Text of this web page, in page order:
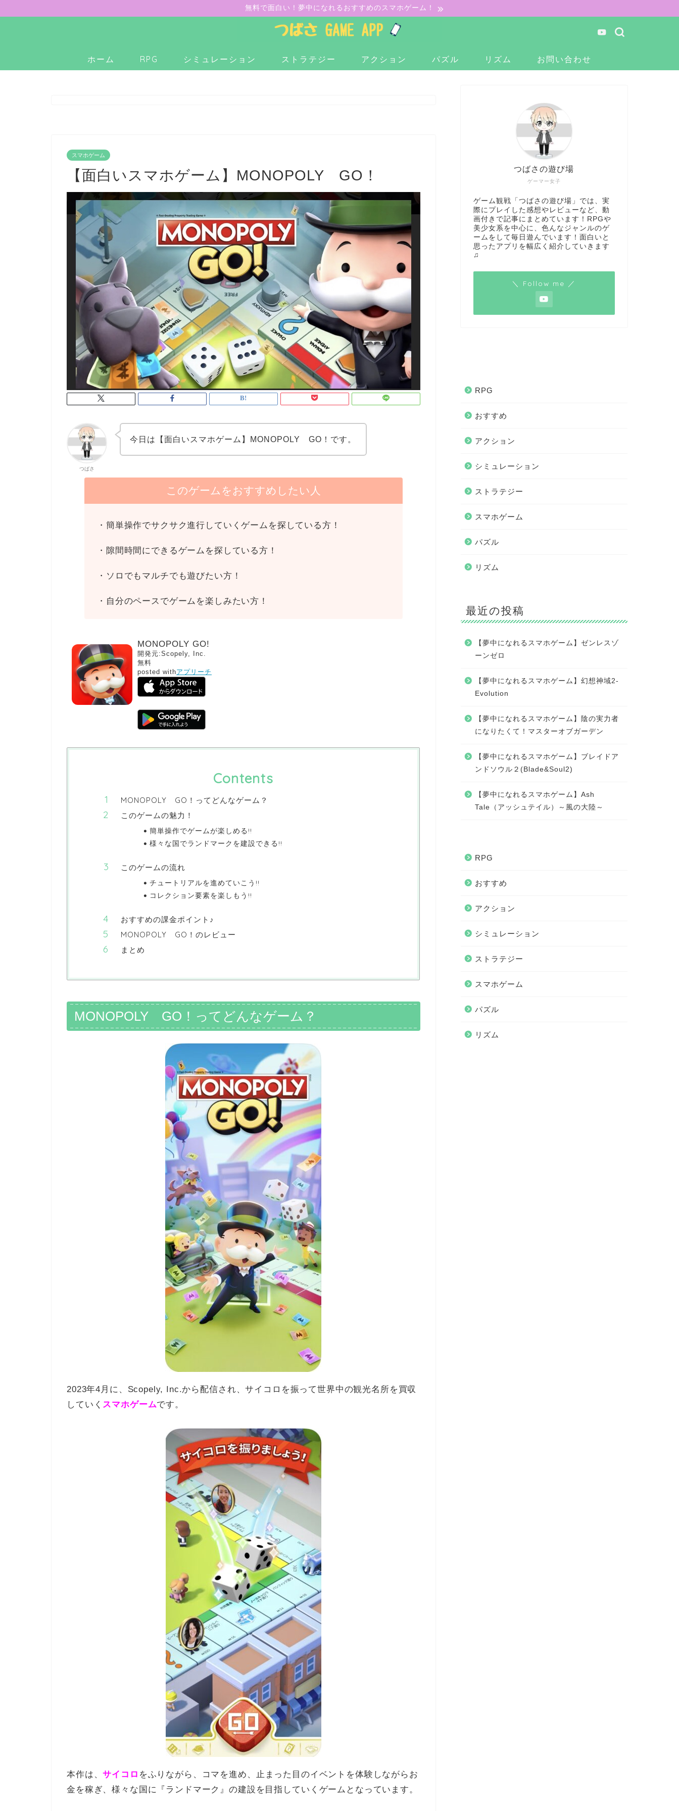
無料で面白い！夢中になれるおすすめのスマホゲーム！
ホーム RPG シミュレーション ストラテジー アクション パズル リズム お問い合わせ
スマホゲーム
【面白いスマホゲーム】MONOPOLY GO！
つばさ
今日は【面白いスマホゲーム】MONOPOLY GO！です。
このゲームをおすすめしたい人
・簡単操作でサクサク進行していくゲームを探している方！
・隙間時間にできるゲームを探している方！
・ソロでもマルチでも遊びたい方！
・自分のペースでゲームを楽しみたい方！
MONOPOLY GO!
開発元:Scopely, Inc.
無料
posted withアプリーチ
Contents
MONOPOLY GO！ってどんなゲーム？
このゲームの魅力！
簡単操作でゲームが楽しめる!!
様々な国でランドマークを建設できる!!
このゲームの流れ
チュートリアルを進めていこう!!
コレクション要素を楽しもう!!
おすすめの課金ポイント♪
MONOPOLY GO！のレビュー
まとめ
MONOPOLY GO！ってどんなゲーム？
2023年4月に、 Scopely, Inc.から配信され、サイコロを振って世界中の観光名所を買収
していく スマホゲームです。
本作は、サイコロ をふりながら、コマを進め、止まった目のイベントを体験しながらお
金を稼ぎ、様々な国に『ランドマーク』の建設を目指していくゲームとなっています。
ゲーマー女子
つばさの遊び場
ゲーム観戦「つばさの遊び場」では、実
際にプレイした感想やレビューなど、動
画付きで記事にまとめています！RPGや
美少女系を中心に、色んなジャンルのゲ
ームをして毎日遊んでいます！面白いと
思ったアプリを幅広く紹介していきます
♫
＼ Follow me ／
RPG
おすすめ
アクション
シミュレーション
ストラテジー
スマホゲーム
パズル
リズム
最近の投稿
【夢中になれるスマホゲーム】ゼンレスゾ
ーンゼロ
【夢中になれるスマホゲーム】幻想神域2-
Evolution
【夢中になれるスマホゲーム】陰の実力者
になりたくて！マスターオブガーデン
【夢中になれるスマホゲーム】ブレイドア
ンドソウル２(Blade&Soul2)
【夢中になれるスマホゲーム】Ash
Tale（アッシュテイル）～風の大陸～
RPG
おすすめ
アクション
シミュレーション
ストラテジー
スマホゲーム
パズル
リズム